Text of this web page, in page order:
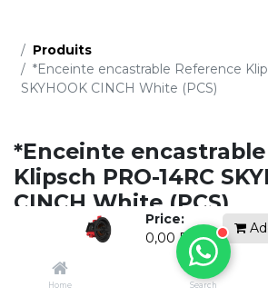
Price:
0,00 DH
Home Search
Produits
*Enceinte encastrable Reference
SKYHOOK CINCH White (PCS)
*Enceinte
Klipsch PRO-14RC
CINCH White (PCS)
(0 avis)
Demandez un devis